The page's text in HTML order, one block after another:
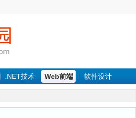
.NET技术 Web前端 软件设计